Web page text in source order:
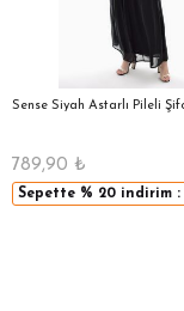
Sense Siyah Astarlı Pileli
789,90 ₺
Sepette % 20 indirim :